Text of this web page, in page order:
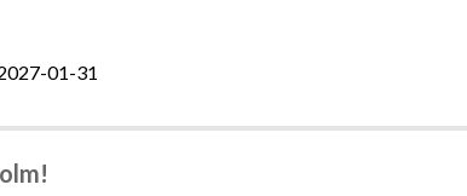
01-31